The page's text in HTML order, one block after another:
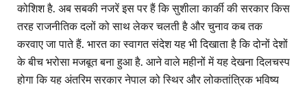
कोशिश है. अब सबकी नजरें इस पर हैं कि सुशीला कार्की की सरकार किस
तरह राजनीतिक दलों को साथ लेकर चलती है और चुनाव कब तक
करवाए जा पाते हैं. भारत का स्वागत संदेश यह भी दिखाता है कि दोनों देशों
के बीच भरोसा मजबूत बना हुआ है. आने वाले महीनों में यह देखना दिलचस्प
होगा कि यह अंतरिम सरकार नेपाल को स्थिर और लोकतांत्रिक भविष्य